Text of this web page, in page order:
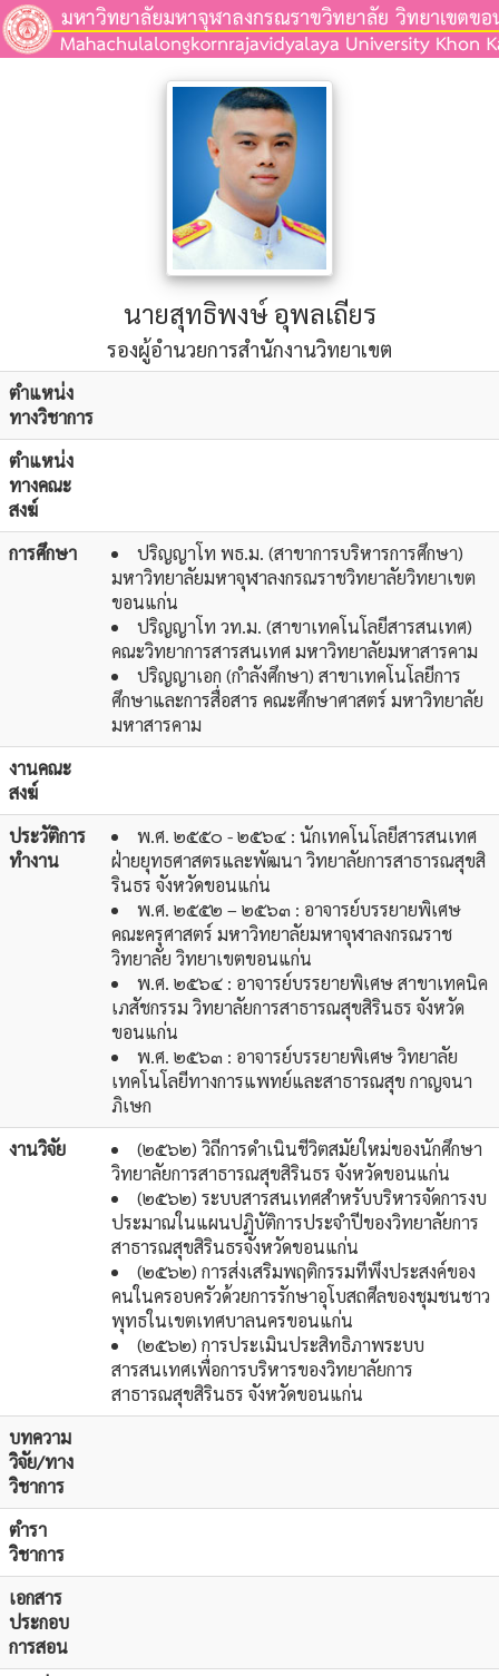
นายสุทธิพงษ์ อุพลเถียร
รองผู้อำนวยการสำนักงานวิทยาเขต
ตำแหน่ง
ทางวิชาการ
ตำแหน่ง
ทางคณะ
สงฆ์
การศึกษา
ปริญญาโท พธ.ม. (สาขาการบริหารการศึกษา)
มหาวิทยาลัยมหาจุฬาลงกรณราชวิทยาลัยวิทยาเขต
ขอนแก่น
ปริญญาโท วท.ม. (สาขาเทคโนโลยีสารสนเทศ)
คณะวิทยาการสารสนเทศ มหาวิทยาลัยมหาสารคาม
ปริญญาเอก (กำลังศึกษา) สาขาเทคโนโลยีการ
ศึกษาและการสื่อสาร คณะศึกษาศาสตร์ มหาวิทยาลัย
มหาสารคาม
งานคณะ
สงฆ์
ประวัติการ
ทำงาน
พ.ศ. ๒๕๕๐ - ๒๕๖๔ : นักเทคโนโลยีสารสนเทศ
ฝ่ายยุทธศาสตรและพัฒนา วิทยาลัยการสาธารณสุขสิ
รินธร จังหวัดขอนแก่น
พ.ศ. ๒๕๕๒ – ๒๕๖๓ : อาจารย์บรรยายพิเศษ
คณะครุศาสตร์ มหาวิทยาลัยมหาจุฬาลงกรณราช
วิทยาลัย วิทยาเขตขอนแก่น
พ.ศ. ๒๕๖๔ : อาจารย์บรรยายพิเศษ สาขาเทคนิค
เภสัชกรรม วิทยาลัยการสาธารณสุขสิรินธร จังหวัด
ขอนแก่น
พ.ศ. ๒๕๖๓ : อาจารย์บรรยายพิเศษ วิทยาลัย
เทคโนโลยีทางการแพทย์และสาธารณสุข กาญจนา
ภิเษก
งานวิจัย
(๒๕๖๒) วิถีการดำเนินชีวิตสมัยใหม่ของนักศึกษา
วิทยาลัยการสาธารณสุขสิรินธร จังหวัดขอนแก่น
(๒๕๖๒) ระบบสารสนเทศสำหรับบริหารจัดการงบ
ประมาณในแผนปฏิบัติการประจำปีของวิทยาลัยการ
สาธารณสุขสิรินธรจังหวัดขอนแก่น
(๒๕๖๒) การส่งเสริมพฤติกรรมทีพึงประสงค์ของ
คนในครอบครัวด้วยการรักษาอุโบสถศีลของชุมชนชาว
พุทธในเขตเทศบาลนครขอนแก่น
(๒๕๖๒) การประเมินประสิทธิภาพระบบ
สารสนเทศเพื่อการบริหารของวิทยาลัยการ
สาธารณสุขสิรินธร จังหวัดขอนแก่น
บทความ
วิจัย/ทาง
วิชาการ
ตำรา
วิชาการ
เอกสาร
ประกอบ
การสอน